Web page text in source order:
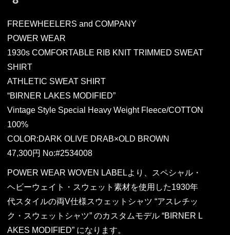
FREEWHEELERS and COMPANY
POWER WEAR
1930s COMFORTABLE RIB KNIT TRIMMED SWEAT
SHIRT
ATHLETIC SWEAT SHIRT
“BIRNER LAKES MODIFIED”
Vintage Style Special Heavy Weight Fleece/COTTON
100%
COLOR:DARK OLIVE DRAB×OLD BROWN
47,300円 No:#2534008
POWER WEAR WOVEN LABELより、スペシャル・
ヘビーウェイト・スウェット素材を使用した1930年
代スタイルの両V仕様スウェットシャツ “アスレチッ
ク・スウェットシャツ” のカスタムモデル “BIRNER L
AKES MODIFIED” になります。